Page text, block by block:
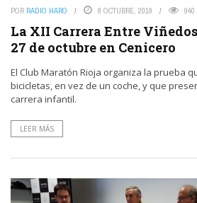
POR RADIO HARO 8 OCTUBRE, 2019 940
La XII Carrera Entre
27 de octubre en Cenicero
El Club Maratón Rioja organiza la prueba
bicicletas, en vez de un coche, y que
carrera infantil.
LEER MÁS